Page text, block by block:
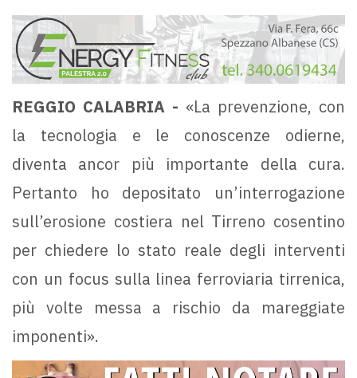
REGGIO CALABRIA - «La prevenzione, con
la tecnologia e le conoscenze odierne,
diventa ancor più importante della cura.
Pertanto ho depositato un’interrogazione
sull’erosione costiera nel Tirreno cosentino
per chiedere lo stato reale degli interventi
con un focus sulla linea ferroviaria tirrenica,
più volte messa a rischio da mareggiate
imponenti».